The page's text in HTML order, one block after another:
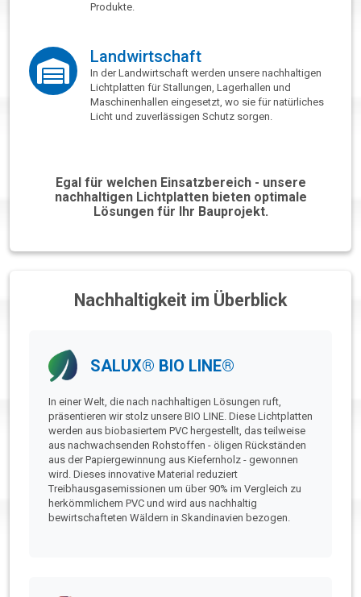
Produkte.
Landwirtschaft
In der Landwirtschaft werden unsere nachhaltigen
Lichtplatten für Stallungen, Lagerhallen und
Maschinenhallen eingesetzt, wo sie für natürliches
Licht und zuverlässigen Schutz sorgen.
Egal für welchen Einsatzbereich - unsere
nachhaltigen Lichtplatten bieten optimale
Lösungen für Ihr Bauprojekt.
Nachhaltigkeit im Überblick
SALUX® BIO LINE®
In einer Welt, die nach nachhaltigen Lösungen ruft,
präsentieren wir stolz unsere BIO LINE. Diese Lichtplatten
werden aus biobasiertem PVC hergestellt, das teilweise
aus nachwachsenden Rohstoffen - öligen Rückständen
aus der Papiergewinnung aus Kiefernholz - gewonnen
wird. Dieses innovative Material reduziert
Treibhausgasemissionen um über 90% im Vergleich zu
herkömmlichem PVC und wird aus nachhaltig
bewirtschafteten Wäldern in Skandinavien bezogen.